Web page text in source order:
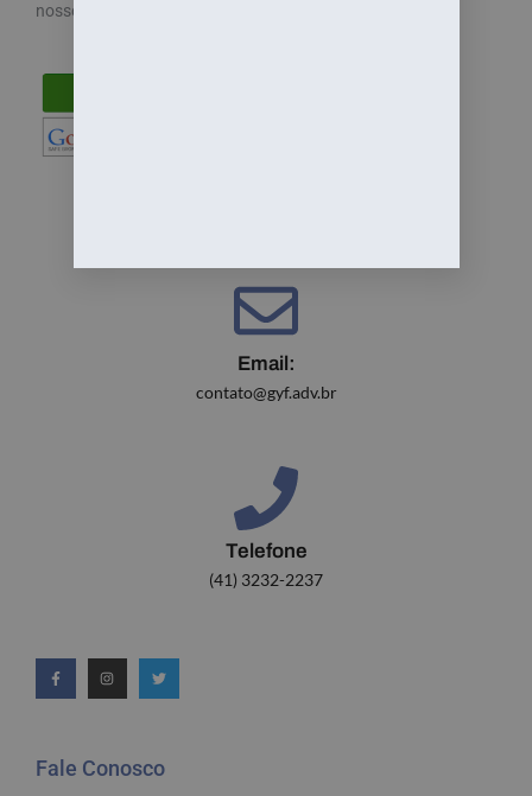
nossos serviços de maneira fácil e acessível.
Email:
contato@gyf.adv.br
Telefone
(41) 3232-2237
Fale Conosco